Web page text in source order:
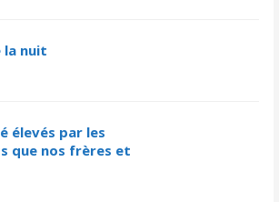
la nuit
élevés par les
que nos frères et